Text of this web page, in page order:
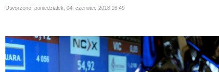
Utworzono: poniedziałek, 04, czerwiec 2018 16:49